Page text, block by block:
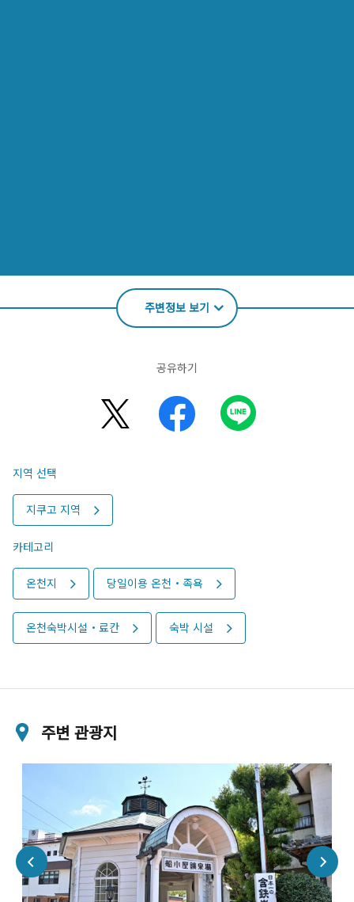
주변정보 보기
공유하기
지역 선택
지쿠고 지역
카테고리
온천지 당일이용 온천・족욕
온천숙박시설・료칸 숙박 시설
주변 관광지